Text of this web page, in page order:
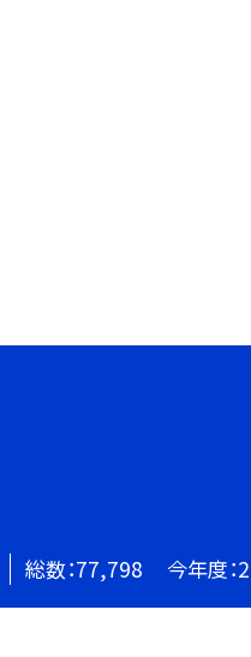
総数：77,798 今年度：